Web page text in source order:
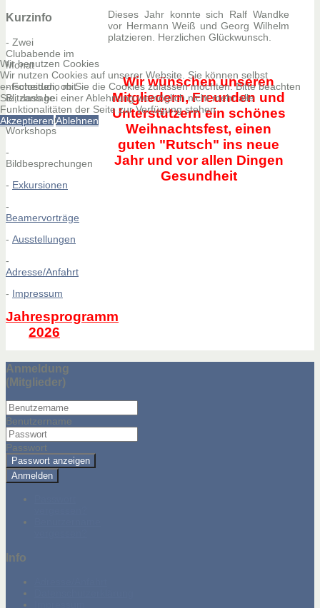
Kurzinfo
- Zwei
Clubabende im
Monat
- Fotostudio mit
Blitzanlage
- Interessante
Workshops
-
Bildbesprechungen
- Exkursionen
-
Beamervorträge
- Ausstellungen
-
Adresse/Anfahrt
- Impressum
Jahresprogramm
2026
Dieses Jahr konnte sich Ralf Wandke
vor Hermann Weiß und Georg Wilhelm
platzieren. Herzlichen Glückwunsch.
Wir wünschen unseren
Mitgliedern, Freunden und
Unterstützern ein schönes
Weihnachtsfest, einen
guten "Rutsch" ins neue
Jahr und vor allen Dingen
Gesundheit
Anmeldung
(Mitglieder)
Benutzername
Passwort
Passwort anzeigen
Anmelden
Info
Wir benutzen Cookies
Wir nutzen Cookies auf unserer Website. Sie können selbst
entscheiden, ob Sie die Cookies zulassen möchten. Bitte beachten
Sie, dass bei einer Ablehnung womöglich nicht mehr alle
Funktionalitäten der Seite zur Verfügung stehen
Akzeptieren Ablehnen